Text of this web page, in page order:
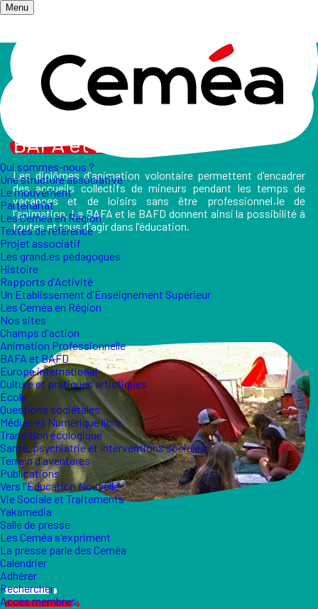
Menu
Qui sommes-nous ?
Une structure associative
Le mouvement
Partenariat
Les Ceméa en Région
Textes de référence
Projet associatif
Les grand.es pédagogues
Histoire
Rapports d'Activité
Un Etablissement d'Enseignement Supérieur
Les Ceméa en Région
Nos sites
Champs d'action
Animation Professionnelle
BAFA et BAFD
Europe international
Culture et pratiques artistiques
École
Questions sociétales
Médias et Numérique libre
Transition écologique
Santé, psychiatrie et interventions sociales
Terrain d'aventures
Publications
Vers l'Éducation Nouvelle
Vie Sociale et Traitements
Yakamedia
Salle de presse
Les Ceméa s'expriment
La presse parle des Ceméa
Calendrier
Adhérer
Rechercher
Accès membres
Accueil/ Les champs d'action / BAFA et BAFD
Animation volontaire
BAFA et BAFD
Les diplômes d'animation volontaire permettent d'encadrer
des accueils collectifs de mineurs pendant les temps de
vacances et de loisirs sans être professionnel·le de
l'animation. Le BAFA et le BAFD donnent ainsi la possibilité à
toutes et tous d'agir dans l'éducation.